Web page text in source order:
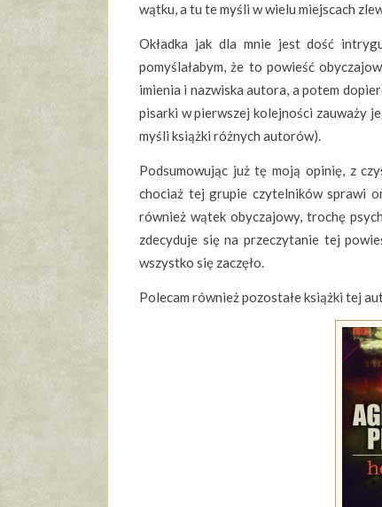
wątku, a tu te myśli w wielu miejscach
Okładka jak dla mnie jest dość
pomyślałabym, że to powieść
imienia i nazwiska autora, a potem
pisarki w pierwszej kolejności zauważy
myśli książki różnych autorów).
Podsumowując już tę moją opinię, z
chociaż tej grupie czytelników sprawi
również wątek obyczajowy, trochę
zdecyduje się na przeczytanie tej
wszystko się zaczęło.
Polecam również pozostałe książki tej